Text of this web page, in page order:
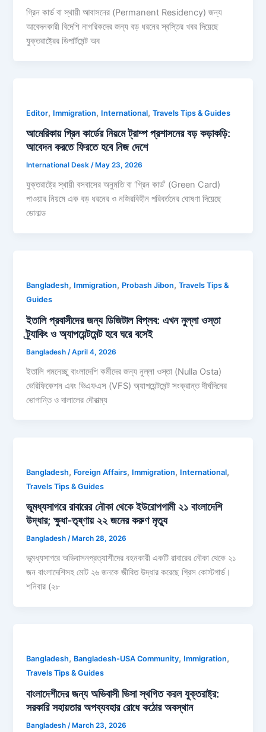
গ্রিন কার্ড বা স্থায়ী আবাসনের (Permanent Residency) জন্য
আবেদনকারী বিদেশি নাগরিকদের জন্য বড় ধরনের স্বস্তির খবর দিয়েছে
যুক্তরাষ্ট্রের ডিপার্টমেন্ট অব
Editor, Immigration, International,Travels Tips & Guides
আমেরিকায় গ্রিন কার্ডের নিয়মে ট্রাম্প প্রশাসনের বড় কড়াকড়ি:
আবেদন করতে ফিরতে হবে নিজ দেশে
International Desk/ May 23, 2026
যুক্তরাষ্ট্রে স্থায়ী বসবাসের অনুমতি বা ‘গ্রিন কার্ড’ (Green Card)
পাওয়ার নিয়মে এক বড় ধরনের ও নজিরবিহীন পরিবর্তনের ঘোষণা দিয়েছে
ডোনাল্ড
Bangladesh, Immigration, Probash Jibon,Travels Tips &
Guides
ইতালি প্রবাসীদের জন্য ডিজিটাল বিপ্লব: এখন নুল্লা ওস্তা
ট্র্যাকিং ও অ্যাপয়েন্টমেন্ট হবে ঘরে বসেই
Bangladesh /April 4, 2026
ইতালি গমনেচ্ছু বাংলাদেশি কর্মীদের জন্য নুল্লা ওস্তা (Nulla Osta)
ভেরিফিকেশন এবং ভিএফএস (VFS) অ্যাপয়েন্টমেন্ট সংক্রান্ত দীর্ঘদিনের
ভোগান্তি ও দালালের দৌরাত্ম্য
Bangladesh, Foreign Affairs, Immigration, International,
Travels Tips & Guides
ভূমধ্যসাগরে রাবারের নৌকা থেকে ইউরোপগামী ২১ বাংলাদেশি
উদ্ধার; ক্ষুধা-তৃষ্ণায় ২২ জনের করুণ মৃত্যু
Bangladesh/ March 28, 2026
ভূমধ্যসাগরে অভিবাসনপ্রত্যাশীদের বহনকারী একটি রাবারের নৌকা থেকে ২১
জন বাংলাদেশিসহ মোট ২৬ জনকে জীবিত উদ্ধার করেছে গ্রিস কোস্টগার্ড।
শনিবার (২৮
Bangladesh, Bangladesh-USA Community, Immigration,
Travels Tips & Guides
বাংলাদেশীদের জন্য অভিবাসী ভিসা স্থগিত করল যুক্তরাষ্ট্র:
সরকারি সহায়তার অপব্যবহার রোধে কঠোর অবস্থান
Bangladesh /March 23, 2026